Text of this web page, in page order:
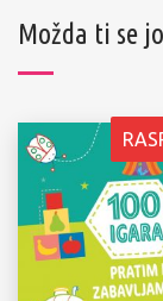
Možda ti se